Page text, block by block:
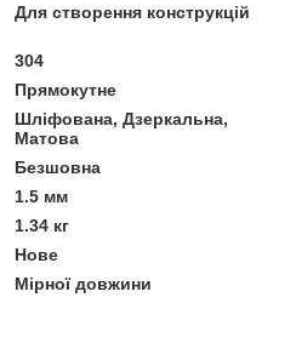
Для створення конструкцій
304
Прямокутне
Шліфована, Дзеркальна,
Матова
Безшовна
1.5 мм
1.34 кг
Нове
Мірної довжини